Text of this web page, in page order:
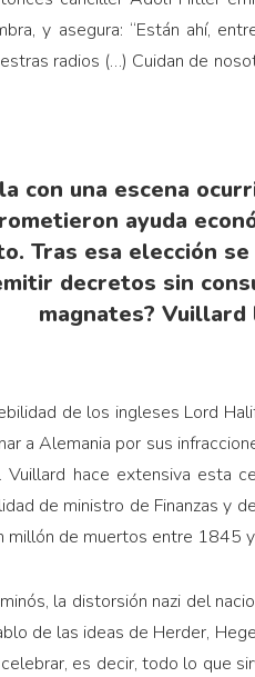
y asegura: “Es­tán ahí,
radios (…) Cuidan de
con una escena
ayuda
Tras esa elección
decretos sin
magnates? Vuillard
de los ingleses Lord
a Alemania por sus
Vuillard hace extensiva esta
de mi­nistro de Finanzas y
millón de muertos entre 1845
la distorsión nazi del
de las ideas de Herder,
es decir, todo lo que